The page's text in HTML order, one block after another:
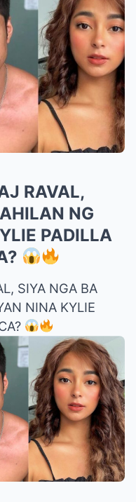
RAVAL,
NG
PADILLA
SIYA NGA BA
NINA KYLIE